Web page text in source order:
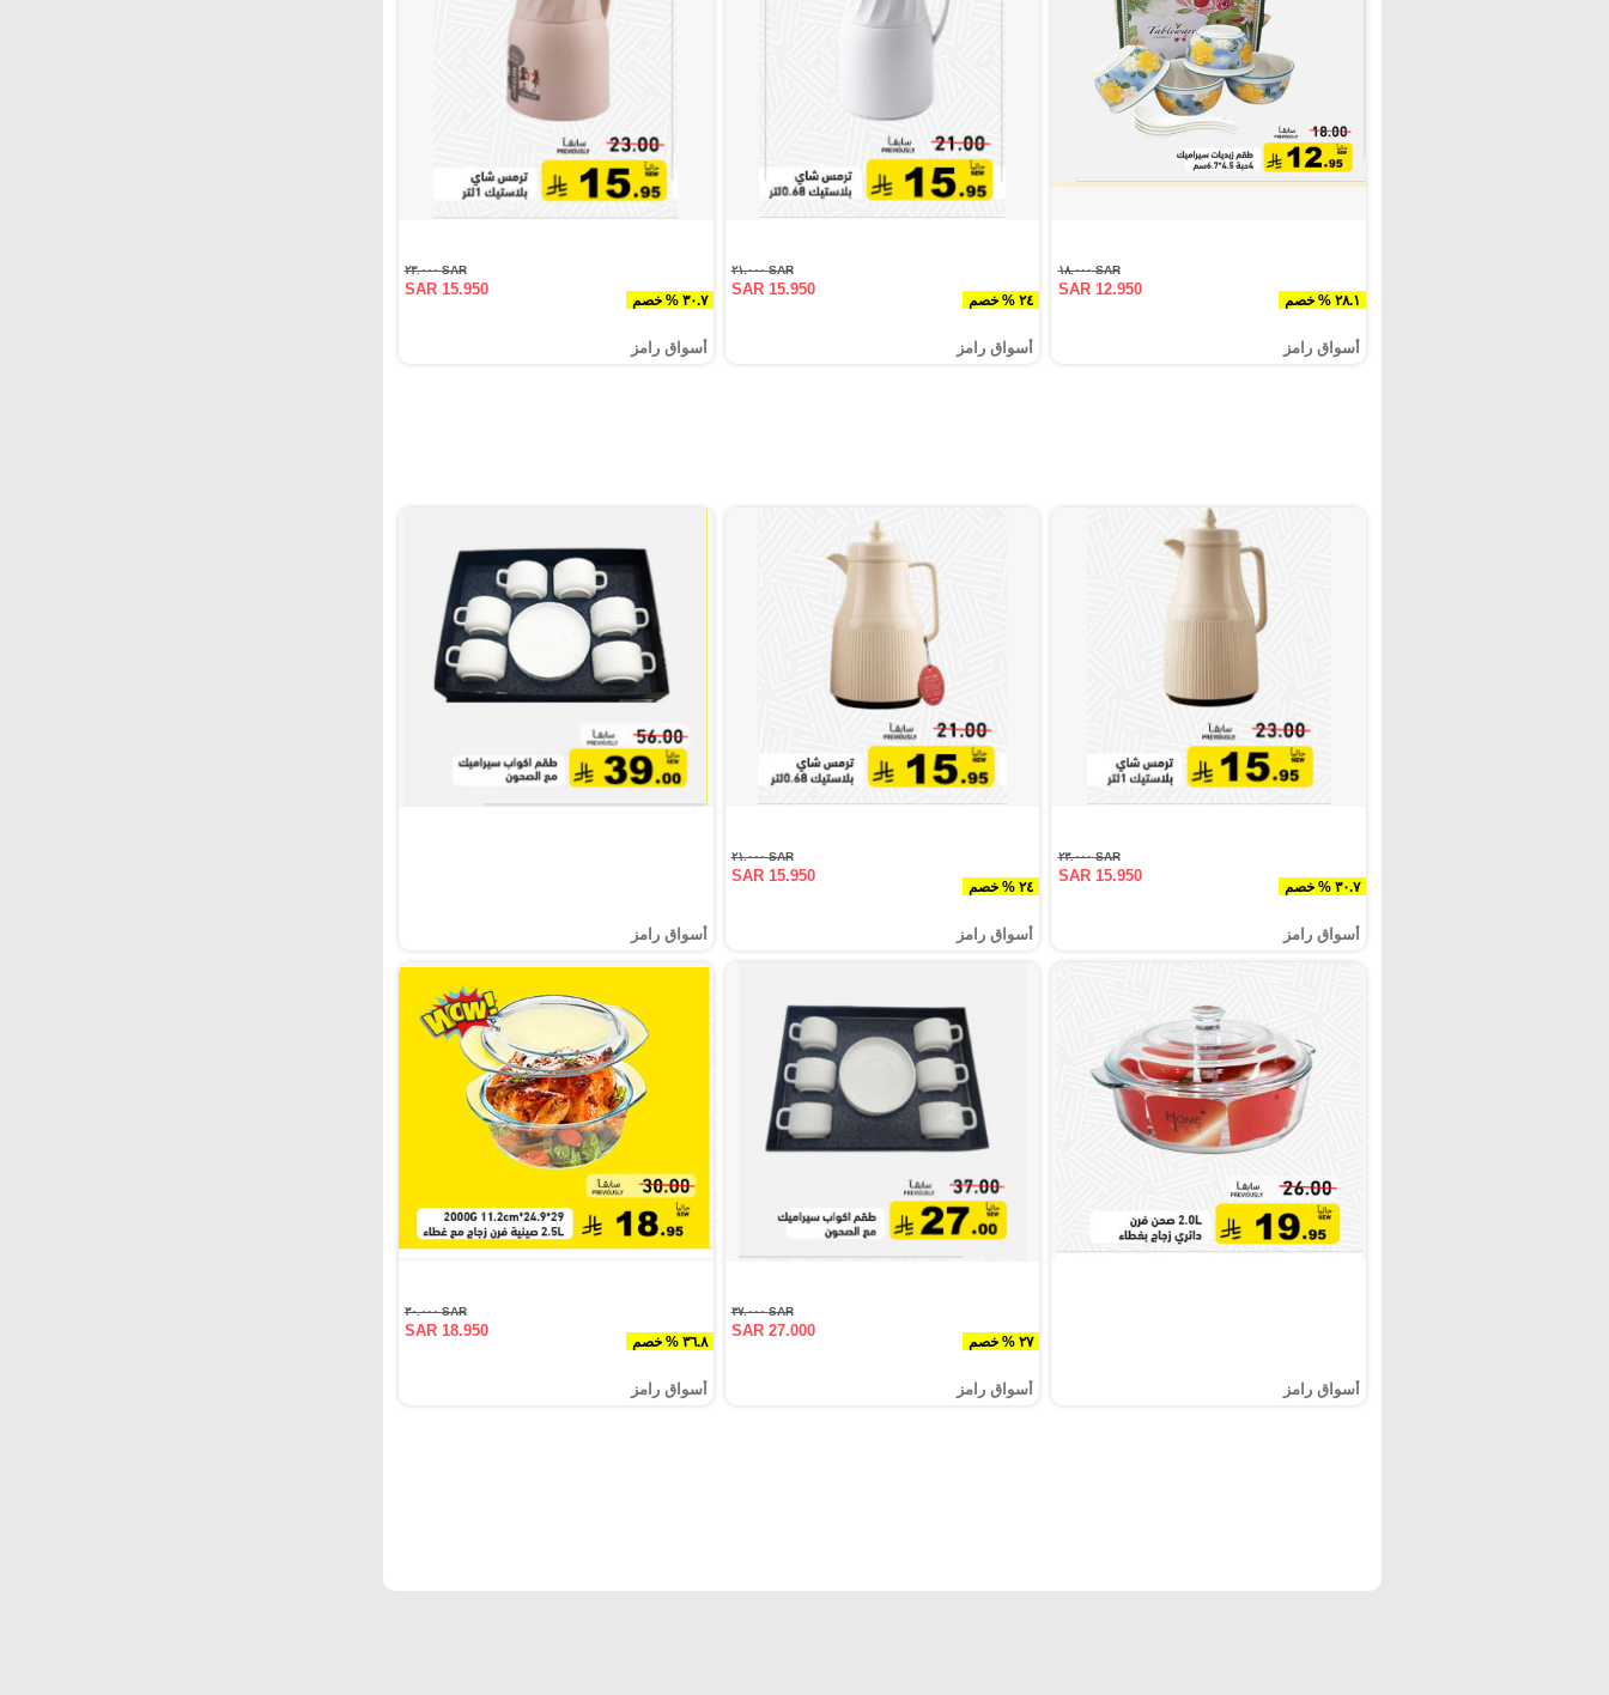
٢٨.١ % خصم
SAR ١٨.٠٠٠
SAR 12.950
أسواق رامز
٢٤ % خصم
SAR ٢١.٠٠٠
SAR 15.950
أسواق رامز
٣٠.٧ % خصم
SAR ٢٣.٠٠٠
SAR 15.950
أسواق رامز
٣٠.٧ % خصم
SAR ٢٣.٠٠٠
SAR 15.950
أسواق رامز
٢٤ % خصم
SAR ٢١.٠٠٠
SAR 15.950
أسواق رامز أسواق رامز
أسواق رامز
٢٧ % خصم
SAR ٣٧.٠٠٠
SAR 27.000
أسواق رامز
٣٦.٨ % خصم
SAR ٣٠.٠٠٠
SAR 18.950
أسواق رامز